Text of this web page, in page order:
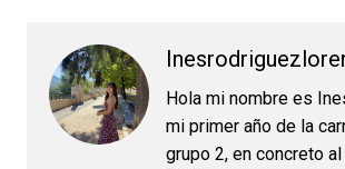
Hola mi nombre es
mi primer año de la
grupo 2, en concreto